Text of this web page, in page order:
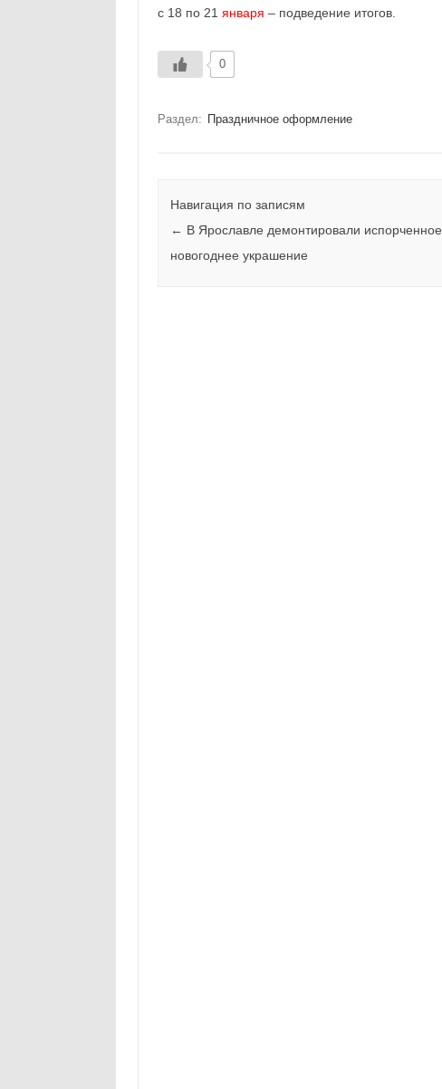
с 18 по 21 января – подведение итогов.
0
Раздел: Праздничное оформление
Навигация по записям
← В Ярославле демонтировали испорченное
новогоднее украшение